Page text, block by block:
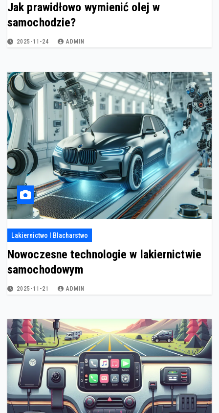
Jak prawidłowo wymienić olej w
samochodzie?
2025-11-24 ADMIN
Lakiernictwo I Blacharstwo
Nowoczesne technologie w lakiernictwie
samochodowym
2025-11-21 ADMIN